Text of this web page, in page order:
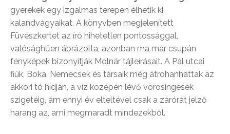
gyerekek egy izgalmas terepen élhetik ki
kalandvágyaikat. A könyvben megjelenített
Füvészkertet az író hihetetlen pontossággal,
valósághűen ábrázolta, azonban ma már csupán
fényképek bizonyítják Molnár tájleírásait. A Pál utcai
fiúk, Boka, Nemecsek és társaik még átrohanhattak az
akkori tó hídján, a víz közepén lévő vörösingesek
szigetéig, ám ennyi év elteltével csak a zárórát jelző
harang az, ami megmaradt mindezekből.